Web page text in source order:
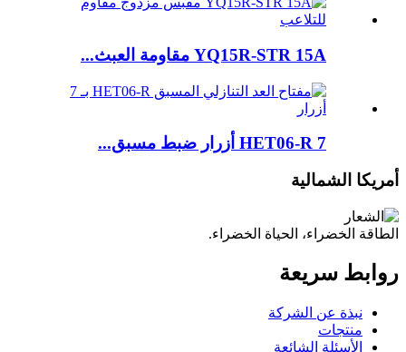
YQ15R-STR 15A مقاومة العبث...
HET06-R 7 أزرار ضبط مسبق...
أمريكا الشمالية
الطاقة الخضراء، الحياة الخضراء.
روابط سريعة
نبذة عن الشركة
منتجات
الأسئلة الشائعة